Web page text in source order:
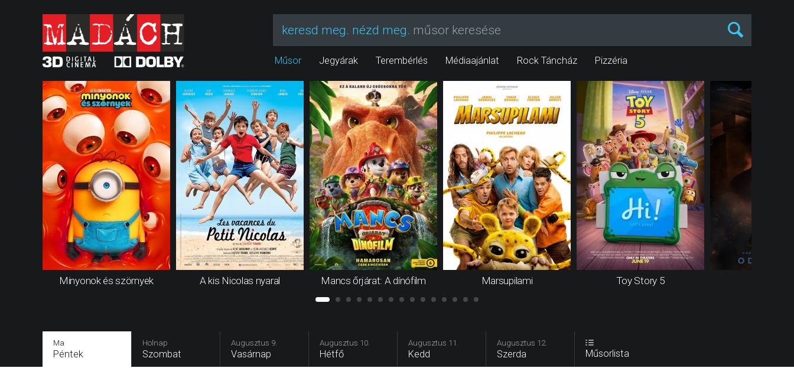
keresd meg. nézd meg. műsor keresése
Műsor Jegyárak Terembérlés Médiaajánlat Rock Táncház Pizzéria
Minyonok és szörnyek A kis Nicolas nyaral Mancs őrjárat: A dínófilm Marsupilami Toy Story 5
Ma
Péntek
Holnap
Szombat
Augusztus 9.
Vasárnap
Augusztus 10.
Hétfő
Augusztus 11.
Kedd
Augusztus 12.
Szerda Műsorlista